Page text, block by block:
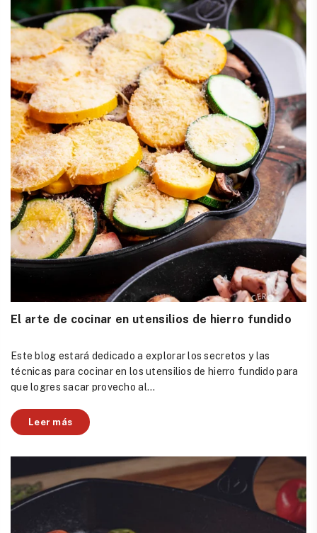
El arte de cocinar en utensilios de hierro fundido
Este blog estará dedicado a explorar los secretos y las
técnicas para cocinar en los utensilios de hierro fundido para
que logres sacar provecho al...
Leer más